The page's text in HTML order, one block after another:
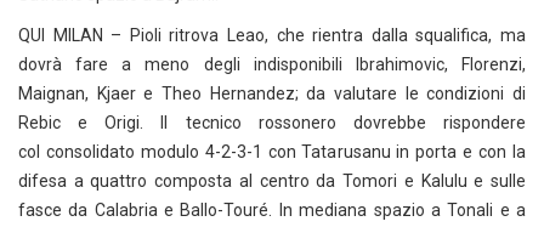
QUI MILAN – Pioli ritrova Leao, che rientra dalla squalifica, ma
dovrà fare a meno degli indisponibili Ibrahimovic, Florenzi,
Maignan, Kjaer e Theo Hernandez; da valutare le condizioni di
Rebic e Origi. Il tecnico rossonero dovrebbe rispondere
col consolidato modulo 4-2-3-1 con Tatarusanu in porta e con la
difesa a quattro composta al centro da Tomori e Kalulu e sulle
fasce da Calabria e Ballo-Touré. In mediana spazio a Tonali e a